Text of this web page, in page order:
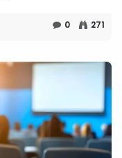
0 271